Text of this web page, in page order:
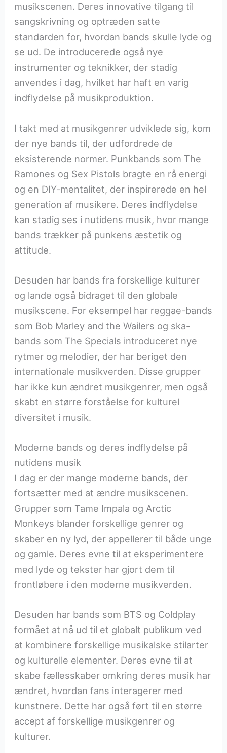
musikscenen. Deres innovative tilgang til
sangskrivning og optræden satte
standarden for, hvordan bands skulle lyde og
se ud. De introducerede også nye
instrumenter og teknikker, der stadig
anvendes i dag, hvilket har haft en varig
indflydelse på musikproduktion.
I takt med at musikgenrer udviklede sig, kom
der nye bands til, der udfordrede de
eksisterende normer. Punkbands som The
Ramones og Sex Pistols bragte en rå energi
og en DIY-mentalitet, der inspirerede en hel
generation af musikere. Deres indflydelse
kan stadig ses i nutidens musik, hvor mange
bands trækker på punkens æstetik og
attitude.
Desuden har bands fra forskellige kulturer
og lande også bidraget til den globale
musikscene. For eksempel har reggae-bands
som Bob Marley and the Wailers og ska-
bands som The Specials introduceret nye
rytmer og melodier, der har beriget den
internationale musikverden. Disse grupper
har ikke kun ændret musikgenrer, men også
skabt en større forståelse for kulturel
diversitet i musik.
Moderne bands og deres indflydelse på
nutidens musik
I dag er der mange moderne bands, der
fortsætter med at ændre musikscenen.
Grupper som Tame Impala og Arctic
Monkeys blander forskellige genrer og
skaber en ny lyd, der appellerer til både unge
og gamle. Deres evne til at eksperimentere
med lyde og tekster har gjort dem til
frontløbere i den moderne musikverden.
Desuden har bands som BTS og Coldplay
formået at nå ud til et globalt publikum ved
at kombinere forskellige musikalske stilarter
og kulturelle elementer. Deres evne til at
skabe fællesskaber omkring deres musik har
ændret, hvordan fans interagerer med
kunstnere. Dette har også ført til en større
accept af forskellige musikgenrer og
kulturer.